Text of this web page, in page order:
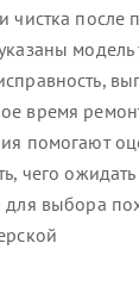
чистка после
модель
время
помогают
чего
для выбора